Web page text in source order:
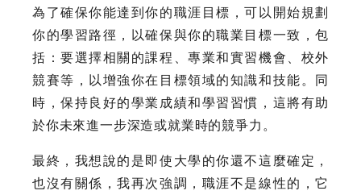
為了確保你能達到你的職涯目標，可以開始規劃
你的學習路徑，以確保與你的職業目標一致，包
括：要選擇相關的課程、專業和實習機會、校外
競賽等，以增強你在目標領域的知識和技能。同
時，保持良好的學業成績和學習習慣，這將有助
於你未來進一步深造或就業時的競爭力。
最終，我想說的是即使大學的你還不這麼確定，
也沒有關係，我再次強調，職涯不是線性的，它